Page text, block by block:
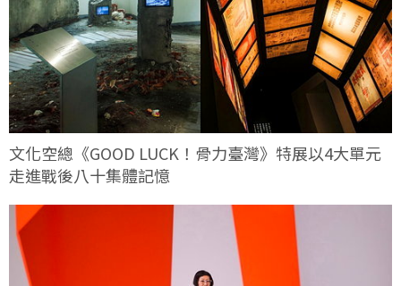
文化空總《GOOD LUCK！骨力臺灣》特展以4大單元
走進戰後八十集體記憶